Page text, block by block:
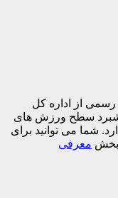
کل
ورزش های
توانید برای